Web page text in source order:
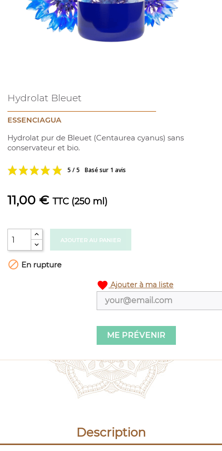
Hydrolat Bleuet
ESSENCIAGUA
Hydrolat pur de Bleuet (Centaurea cyanus) sans
conservateur et bio.
5 / 5 Basé sur 1 avis
11,00 € TTC (250 ml)
AJOUTER AU PANIER
 En rupture
favorite Ajouter à ma liste
ME PRÉVENIR
Description